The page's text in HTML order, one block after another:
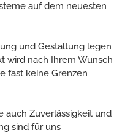
auf dem neuesten
und Gestaltung legen
wird nach Ihrem Wunsch
fast keine Grenzen
auch Zuverlässigkeit und
sind für uns